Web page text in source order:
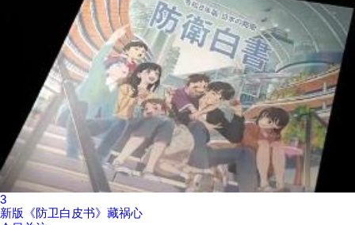
3
新版《防卫白皮书》藏祸心